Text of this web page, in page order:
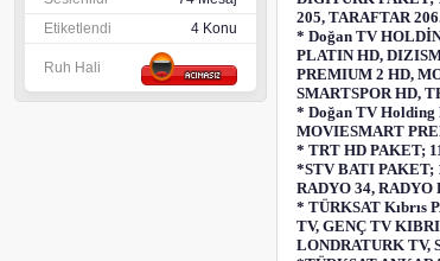
Etiketlendi
4 Konu
Ruh Hali
205, TARAFTAR
* Doğan TV
PLATIN HD,
PREMIUM 2 HD,
SMARTSPOR HD,
* Doğan TV Holding
MOVIESMART
* TRT HD PAKET;
*STV BATI PAKET;
RADYO 34,
* TÜRKSAT Kıbrıs
TV, GENÇ TV
LONDRATURK TV,